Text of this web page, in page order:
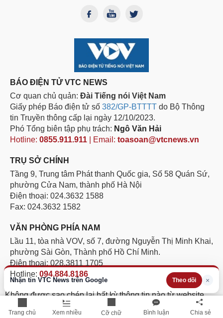
Trang chủ Xem nhiều Cỡ chữ Bình luận Chia sẻ
Nhận tin VTC News trên Google Theo dõi ×
BÁO ĐIỆN TỬ VTC NEWS
Cơ quan chủ quản: Đài Tiếng nói Việt Nam
Giấy phép Báo điện tử số 382/GP-BTTTT do Bộ Thông
tin Truyền thông cấp lại ngày 12/10/2023.
Phó Tổng biên tập phụ trách: Ngô Văn Hải
Hotline: 0855.911.911 | Email: toasoan@vtcnews.vn
TRỤ SỞ CHÍNH
Tầng 9, Trung tâm Phát thanh Quốc gia, Số 58 Quán Sứ,
phường Cửa Nam, thành phố Hà Nội
Điện thoại: 024.3632 1588
Fax: 024.3632 1582
VĂN PHÒNG PHÍA NAM
Lầu 11, tòa nhà VOV, số 7, đường Nguyễn Thị Minh Khai,
phường Sài Gòn, Thành phố Hồ Chí Minh.
Điện thoại: 028.3811 1705
Hotline: 094.884.8186
Không được sao chép lại bất kỳ thông tin nào từ website
này khi chưa có sự đồng ý bằng văn bản của Báo Điện tử